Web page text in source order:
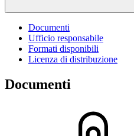
Documenti
Ufficio responsabile
Formati disponibili
Licenza di distribuzione
Documenti